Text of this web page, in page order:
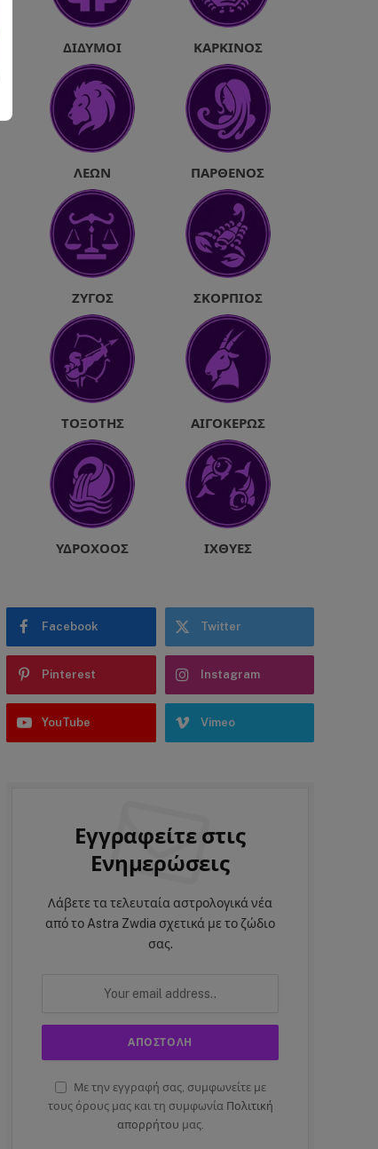
ΔΊΔΥΜΟΙ ΚΑΡΚΊΝΟΣ
ΛΈΩΝ ΠΑΡΘΈΝΟΣ
ΖΥΓΌΣ ΣΚΟΡΠΙΌΣ
ΤΟΞΌΤΗΣ ΑΙΓΌΚΕΡΩΣ
ΥΔΡΟΧΌΟΣ ΙΧΘΎΕΣ
Facebook Twitter
Pinterest Instagram
YouTube Vimeo
Εγγραφείτε στις
Ενημερώσεις
Λάβετε τα τελευταία αστρολογικά νέα
από το Astra Zwdia σχετικά με το ζώδιο
σας.
Με την εγγραφή σας, συμφωνείτε με
τους όρους μας και τη συμφωνία Πολιτική
απορρήτου μας.